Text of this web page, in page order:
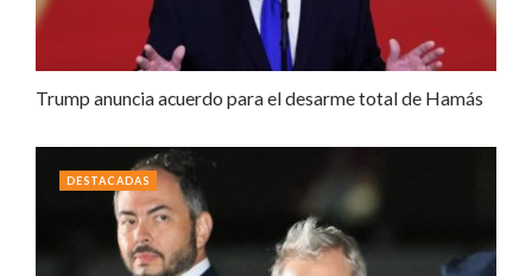
Trump anuncia acuerdo para el desarme total de Hamás
DESTACADAS